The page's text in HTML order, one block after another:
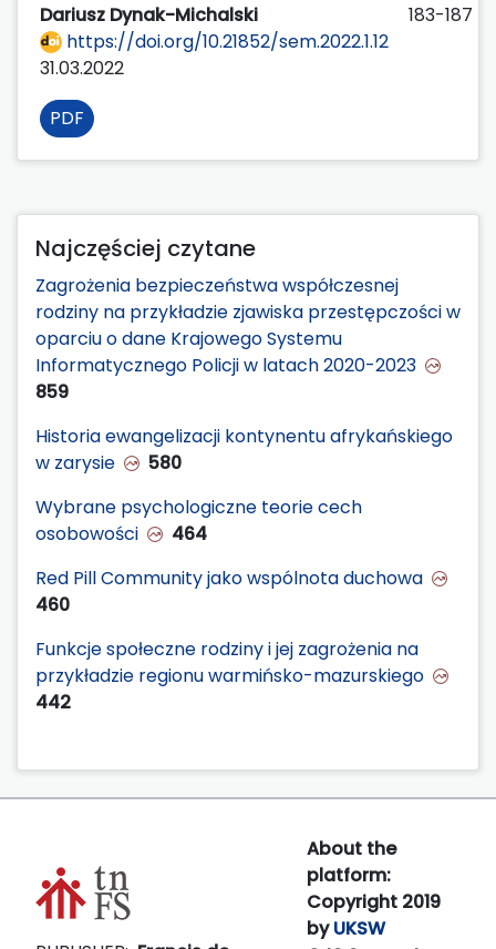
Dariusz Dynak-Michalski
183-187
https://doi.org/10.21852/sem.2022.1.12
31.03.2022
PDF
Najczęściej czytane
Zagrożenia bezpieczeństwa współczesnej
rodziny na przykładzie zjawiska przestępczości w
oparciu o dane Krajowego Systemu
Informatycznego Policji w latach 2020-2023
859
Historia ewangelizacji kontynentu afrykańskiego
w zarysie
580
Wybrane psychologiczne teorie cech
osobowości
464
Red Pill Community jako wspólnota duchowa
460
Funkcje społeczne rodziny i jej zagrożenia na
przykładzie regionu warmińsko-mazurskiego
442
About the
platform:
Copyright 2019
byUKSW